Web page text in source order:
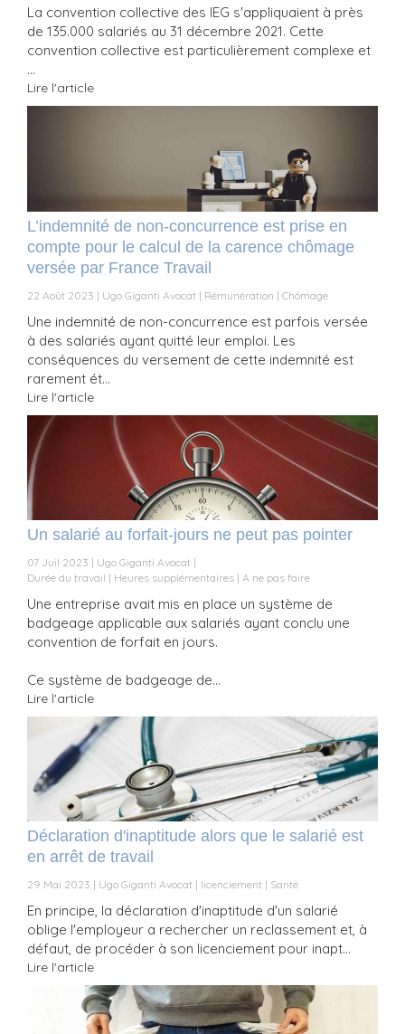
La convention collective des IEG s'appliquaient à près
de 135.000 salariés au 31 décembre 2021. Cette
convention collective est particulièrement complexe et
...
Lire l'article
L’indemnité de non-concurrence est prise en
compte pour le calcul de la carence chômage
versée par France Travail
22 Août 2023 Ugo Giganti Avocat Rémunération Chômage
Une indemnité de non-concurrence est parfois versée
à des salariés ayant quitté leur emploi. Les
conséquences du versement de cette indemnité est
rarement ét...
Lire l'article
Un salarié au forfait-jours ne peut pas pointer
07 Juil 2023
Ugo Giganti Avocat
Durée du travail
Heures supplémentaires A ne pas faire
Une entreprise avait mis en place un système de
badgeage applicable aux salariés ayant conclu une
convention de forfait en jours.
Ce système de badgeage de...
Lire l'article
Déclaration d'inaptitude alors que le salarié est
en arrêt de travail
29 Mai 2023 Ugo Giganti Avocat licenciement Santé
En principe, la déclaration d'inaptitude d'un salarié
oblige l'employeur a rechercher un reclassement et, à
défaut, de procéder à son licenciement pour inapt...
Lire l'article